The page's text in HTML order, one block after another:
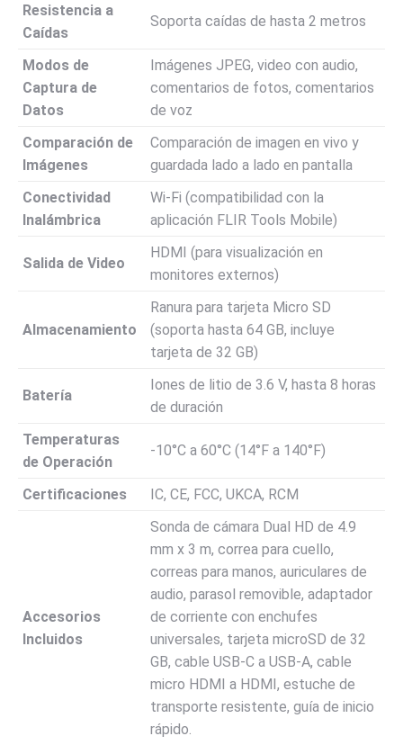
Resistencia a
Caídas
Soporta caídas de hasta 2 metros
Modos de
Captura de
Datos
Imágenes JPEG, video con audio,
comentarios de fotos, comentarios
de voz
Comparación de
Imágenes
Comparación de imagen en vivo y
guardada lado a lado en pantalla
Conectividad
Inalámbrica
Wi-Fi (compatibilidad con la
aplicación FLIR Tools Mobile)
Salida de Video
HDMI (para visualización en
monitores externos)
Almacenamiento
Ranura para tarjeta Micro SD
(soporta hasta 64 GB, incluye
tarjeta de 32 GB)
Batería
Iones de litio de 3.6 V, hasta 8 horas
de duración
Temperaturas
de Operación
-10°C a 60°C (14°F a 140°F)
Certificaciones IC, CE, FCC, UKCA, RCM
Accesorios
Incluidos
Sonda de cámara Dual HD de 4.9
mm x 3 m, correa para cuello,
correas para manos, auriculares de
audio, parasol removible, adaptador
de corriente con enchufes
universales, tarjeta microSD de 32
GB, cable USB-C a USB-A, cable
micro HDMI a HDMI, estuche de
transporte resistente, guía de inicio
rápido.